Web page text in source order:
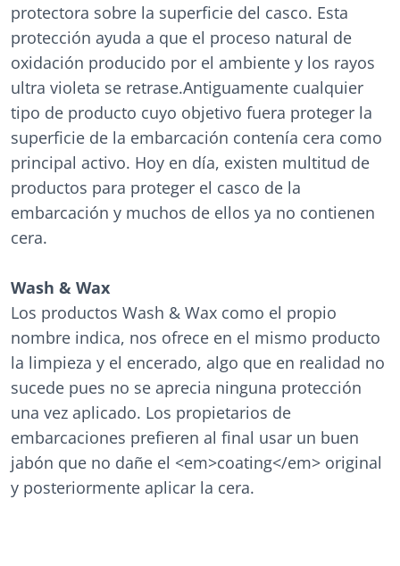
protectora sobre la superficie del casco. Esta
protección ayuda a que el proceso natural de
oxidación producido por el ambiente y los rayos
ultra violeta se retrase.Antiguamente cualquier
tipo de producto cuyo objetivo fuera proteger la
superficie de la embarcación contenía cera como
principal activo. Hoy en día, existen multitud de
productos para proteger el casco de la
embarcación y muchos de ellos ya no contienen
cera.
Wash & Wax
Los productos Wash & Wax como el propio
nombre indica, nos ofrece en el mismo producto
la limpieza y el encerado, algo que en realidad no
sucede pues no se aprecia ninguna protección
una vez aplicado. Los propietarios de
embarcaciones prefieren al final usar un buen
jabón que no dañe el <em>coating</em> original
y posteriormente aplicar la cera.